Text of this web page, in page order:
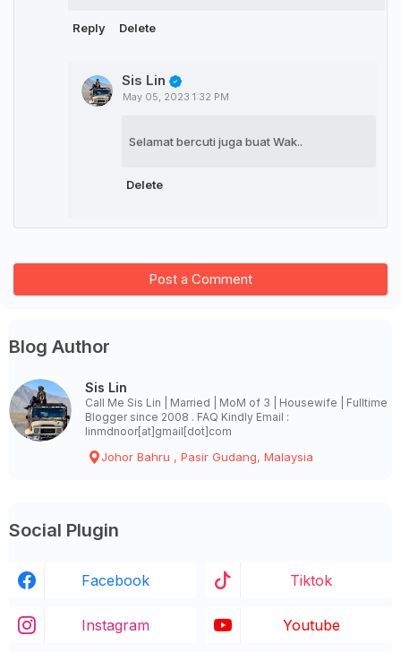
Reply Delete
Sis Lin
May 05, 2023 1:32 PM
Selamat bercuti juga buat Wak..
Delete
Post a Comment
Blog Author
Sis Lin
Call Me Sis Lin | Married | MoM of 3 | Housewife | Fulltime
Blogger since 2008 . FAQ Kindly Email :
linmdnoor[at]gmail[dot]com
Johor Bahru , Pasir Gudang, Malaysia
Social Plugin
Facebook Tiktok
Instagram Youtube